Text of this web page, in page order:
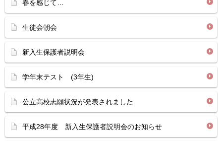
春を感じて…
生徒会朝会
新入生保護者説明会
学年末テスト (3年生)
公立高校志願状況が発表されました
平成28年度 新入生保護者説明会のお知らせ